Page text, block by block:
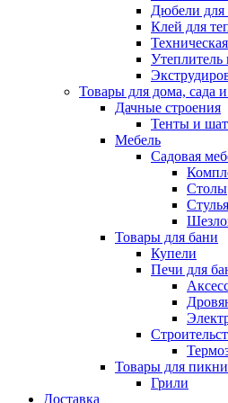
Дюбели для
Клей для
Утеплитель
Товары для дома, сада
Дачные строения
Тенты и
Мебель
Садовая
Столы
Товары для бани
Купели
Печи для
Товары для
Грили
Доставка